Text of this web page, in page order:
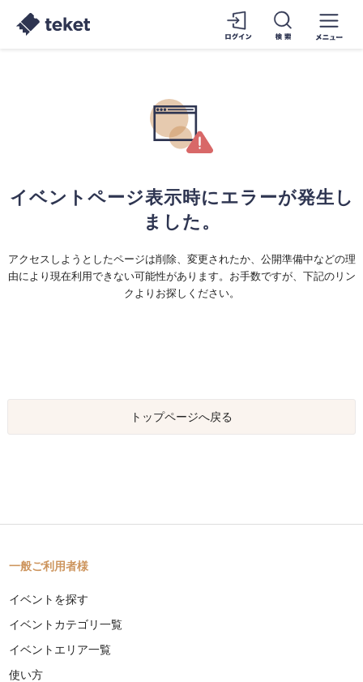
イベントページ表示時にエラーが発生し
ました。
アクセスしようとしたページは削除、変更されたか、公開準備中などの理
由により現在利用できない可能性があります。お手数ですが、下記のリン
クよりお探しください。
トップページへ戻る
一般ご利用者様
イベントを探す
イベントカテゴリ一覧
イベントエリア一覧
使い方